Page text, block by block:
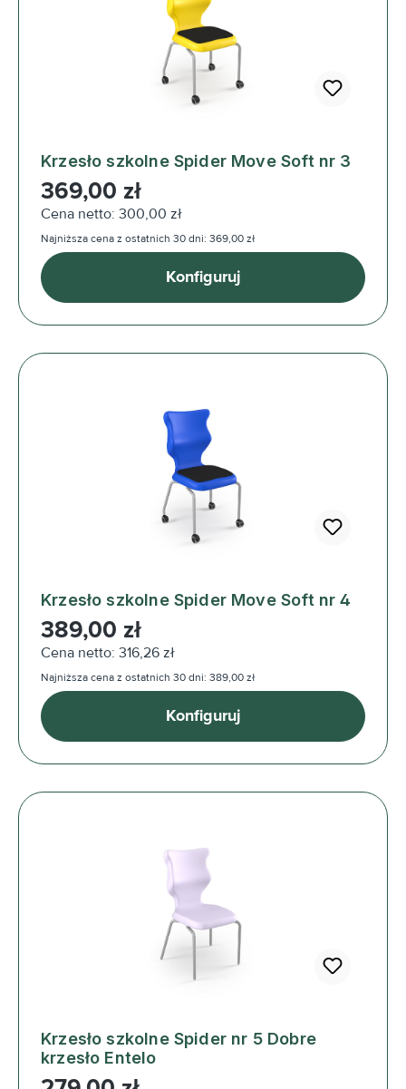
Krzesło szkolne Spider Move Soft nr 3
Cena regularna:
369,00 zł
Cena netto: 300,00 zł
Najniższa cena z ostatnich 30 dni: 369,00 zł
Konfiguruj
Krzesło szkolne Spider Move Soft nr 4
Cena regularna:
389,00 zł
Cena netto: 316,26 zł
Najniższa cena z ostatnich 30 dni: 389,00 zł
Konfiguruj
Krzesło szkolne Spider nr 5 Dobre
krzesło Entelo
Cena regularna: